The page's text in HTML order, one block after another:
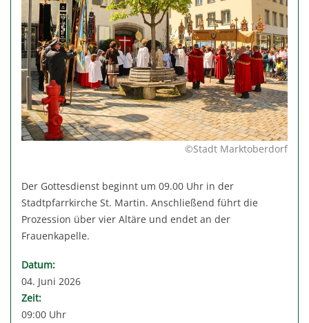
©Stadt Marktoberdorf
Der Gottesdienst beginnt um 09.00 Uhr in der
Stadtpfarrkirche St. Martin. Anschließend führt die
Prozession über vier Altäre und endet an der
Frauenkapelle.
Datum:
04. Juni 2026
Zeit:
09:00 Uhr